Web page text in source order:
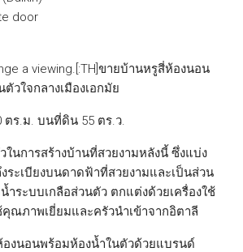
door
a viewing.[:TH]ขายบ้านหรูสี่ห้องนอน
วใจกลางเมืองเอกมัย
ตร.ม. บนที่ดิน 55 ตร.ว.
ในการสร้างบ้านที่สวยงามหลังนี้ ซึ่งแบ่ง
ระเบียงบนดาดฟ้าที่สวยงามและเป็นส่วน
ำระบบเกลือส่วนตัว ตกแต่งด้วยเครื่องใช้
คุณภาพเยี่ยมและครัวนำเข้าจากอิตาลี
งนอนพร้อมห้องน้ำในตัวด้วยแบรนด์